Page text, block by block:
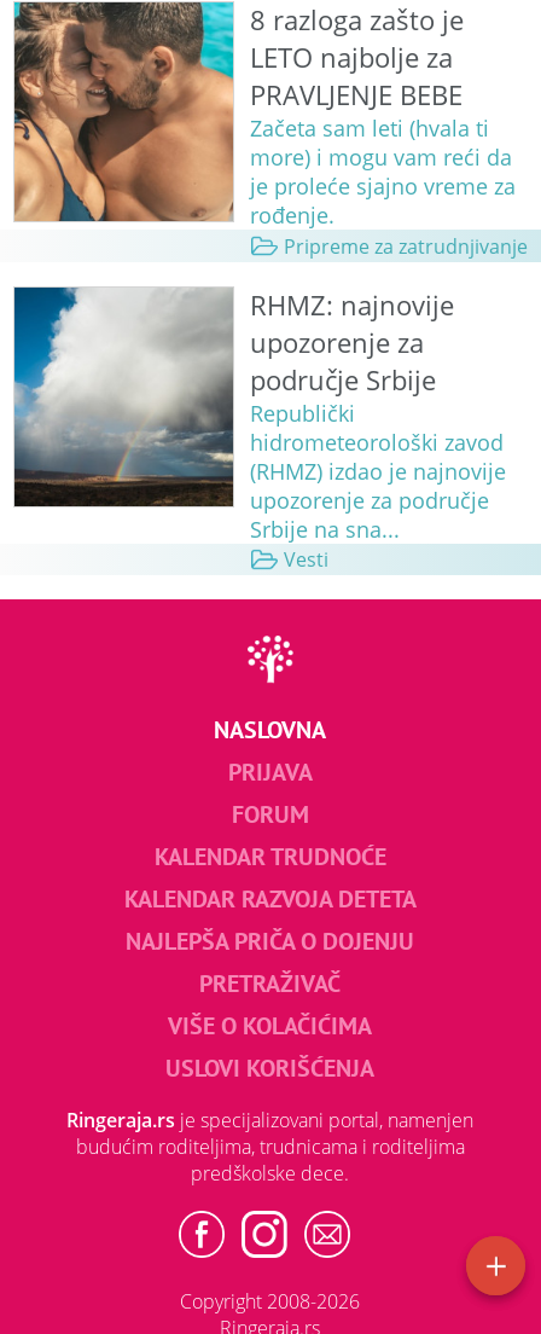
8 razloga zašto je
LETO najbolje za
PRAVLJENJE BEBE
Začeta sam leti (hvala ti
more) i mogu vam reći da
je proleće sjajno vreme za
rođenje.
Pripreme za zatrudnjivanje
RHMZ: najnovije
upozorenje za
područje Srbije
Republički
hidrometeorološki zavod
(RHMZ) izdao je najnovije
upozorenje za područje
Srbije na sna...
Vesti
NASLOVNA
PRIJAVA
FORUM
KALENDAR TRUDNOĆE
KALENDAR RAZVOJA DETETA
NAJLEPŠA PRIČA O DOJENJU
PRETRAŽIVAČ
VIŠE O KOLAČIĆIMA
USLOVI KORIŠĆENJA
Ringeraja.rs je specijalizovani portal, namenjen
budućim roditeljima, trudnicama i roditeljima
predškolske dece.
Copyright 2008-2026
Ringeraja.rs